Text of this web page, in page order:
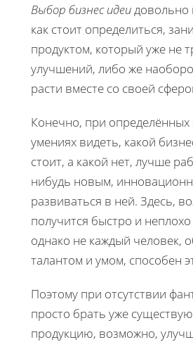
Выбор бизнес идеидовольно
как стоит определиться,
продуктом, который уже не
улучшений, либо же
расти вместе со своей
Конечно, при определённых
умениях видеть, какой
стоит, а какой нет, лучше
нибудь новым,
развиваться в ней. Здесь,
получится быстро и
однако не каждый человек,
талантом и умом, способен
Поэтому при отсутствии
просто брать уже
продукцию, возможно,